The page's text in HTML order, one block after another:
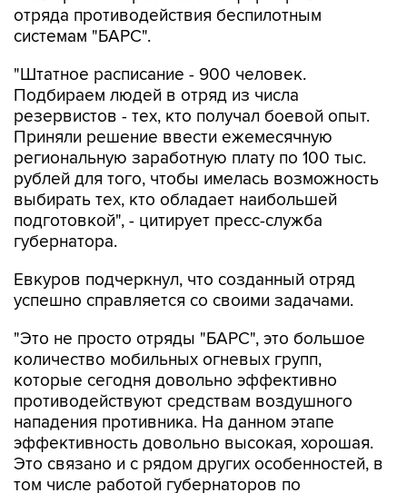
отряда противодействия беспилотным
системам "БАРС".
"Штатное расписание - 900 человек.
Подбираем людей в отряд из числа
резервистов - тех, кто получал боевой опыт.
Приняли решение ввести ежемесячную
региональную заработную плату по 100 тыс.
рублей для того, чтобы имелась возможность
выбирать тех, кто обладает наибольшей
подготовкой", - цитирует пресс-служба
губернатора.
Евкуров подчеркнул, что созданный отряд
успешно справляется со своими задачами.
"Это не просто отряды "БАРС", это большое
количество мобильных огневых групп,
которые сегодня довольно эффективно
противодействуют средствам воздушного
нападения противника. На данном этапе
эффективность довольно высокая, хорошая.
Это связано и с рядом других особенностей, в
том числе работой губернаторов по